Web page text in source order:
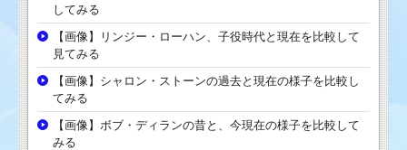
してみる
【画像】リンジー・ローハン、子役時代と現在を比較して
見てみる
【画像】シャロン・ストーンの過去と現在の様子を比較し
てみる
【画像】ボブ・ディランの昔と、今現在の様子を比較して
みる